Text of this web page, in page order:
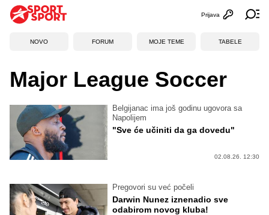
Otvori
Prijava
NOVO FORUM MOJE TEME TABELE
Major League Soccer
Belgijanac ima još godinu ugovora sa
Napolijem
"Sve će učiniti da ga dovedu"
02.08.26. 12:30
Pregovori su već počeli
Darwin Nunez iznenadio sve
odabirom novog kluba!